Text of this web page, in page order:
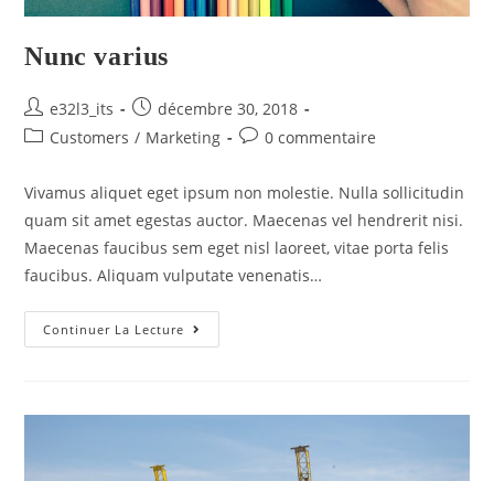
Nunc varius
e32l3_its
décembre 30, 2018
Customers / Marketing 0 commentaire
Vivamus aliquet eget ipsum non molestie. Nulla sollicitudin
quam sit amet egestas auctor. Maecenas vel hendrerit nisi.
Maecenas faucibus sem eget nisl laoreet, vitae porta felis
faucibus. Aliquam vulputate venenatis…
Continuer La Lecture